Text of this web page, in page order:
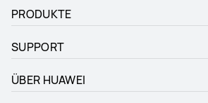
PRODUKTE
SUPPORT
ÜBER HUAWEI